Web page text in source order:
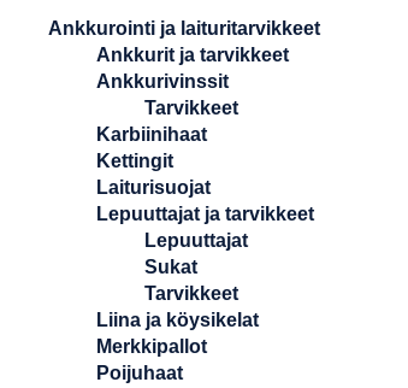
Ankkurointi ja laituritarvikkeet
Ankkurit ja tarvikkeet
Ankkurivinssit
Tarvikkeet
Karbiinihaat
Kettingit
Laiturisuojat
Lepuuttajat ja tarvikkeet
Lepuuttajat
Sukat
Tarvikkeet
Liina ja köysikelat
Merkkipallot
Poijuhaat